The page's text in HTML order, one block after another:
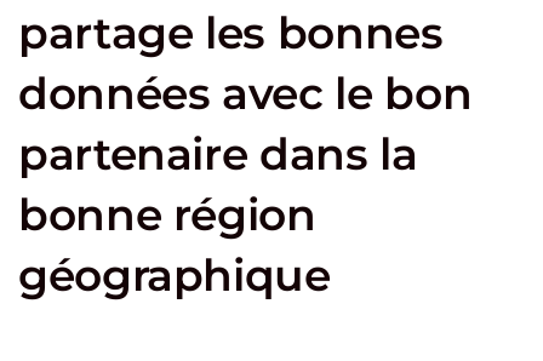
partage les bonnes
données avec le bon
partenaire dans la
bonne région
géographique